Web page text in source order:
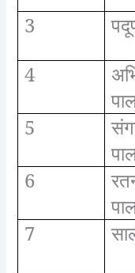
3
4
5
6
7